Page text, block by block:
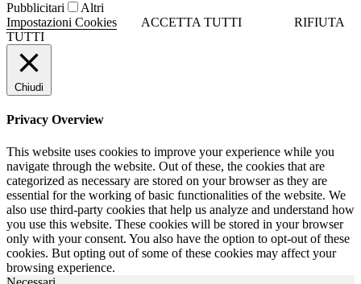
Pubblicitari
Altri
Impostazioni Cookies
ACCETTA TUTTI
RIFIUTA
TUTTI
Chiudi
Privacy Overview
This website uses cookies to improve your experience while you
navigate through the website. Out of these, the cookies that are
categorized as necessary are stored on your browser as they are
essential for the working of basic functionalities of the website. We
also use third-party cookies that help us analyze and understand how
you use this website. These cookies will be stored in your browser
only with your consent. You also have the option to opt-out of these
cookies. But opting out of some of these cookies may affect your
browsing experience.